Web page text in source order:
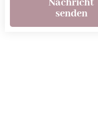
Nachricht
senden